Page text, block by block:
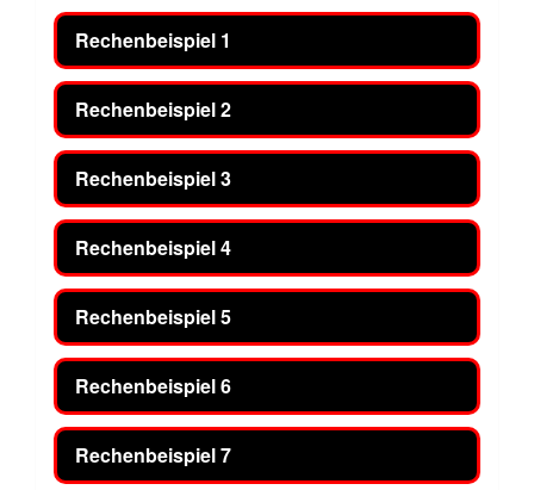
Rechenbeispiel 1
Rechenbeispiel 2
Rechenbeispiel 3
Rechenbeispiel 4
Rechenbeispiel 5
Rechenbeispiel 6
Rechenbeispiel 7